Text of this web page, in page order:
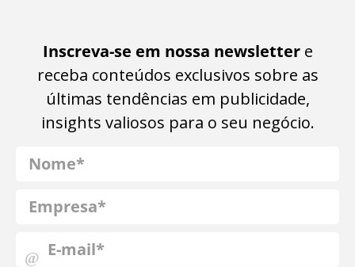
Inscreva-se em nossa newslettere
receba conteúdos exclusivos sobre as
últimas tendências em publicidade,
insights valiosos para o seu negócio.